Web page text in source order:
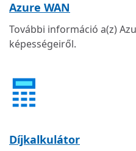
Azure WAN
További információ a(z)
képességeiről.
Díjkalkulátor